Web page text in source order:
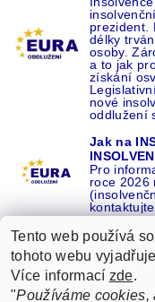
prezident.
délky
osoby.
a to jak
získání
nové
oddlužení
Jak na
Pro
roce 2026
kontaktujte
Recenze o NÁS na
Tento web používá
tohoto webu
Více informací zde.
"Používáme cookies,